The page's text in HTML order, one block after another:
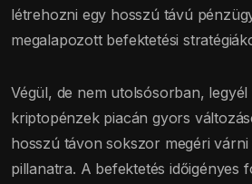
létrehozni egy hosszú távú
megalapozott befektetési
Végül, de nem utolsósorban,
kriptopénzek piacán gyors
hosszú távon sokszor megéri várni
pillanatra. A befektetés időigényes